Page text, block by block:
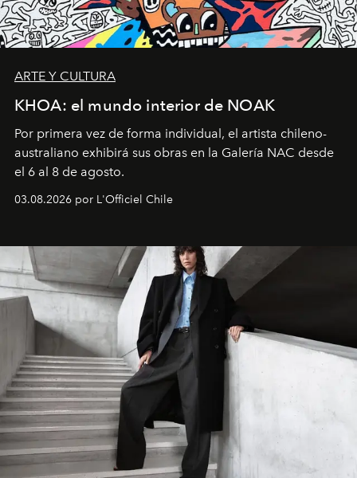
ARTE Y CULTURA
KHOA: el mundo interior de NOAK
Por primera vez de forma individual, el artista chileno-
australiano exhibirá sus obras en la Galería NAC desde
el 6 al 8 de agosto.
03.08.2026 por L'Officiel Chile